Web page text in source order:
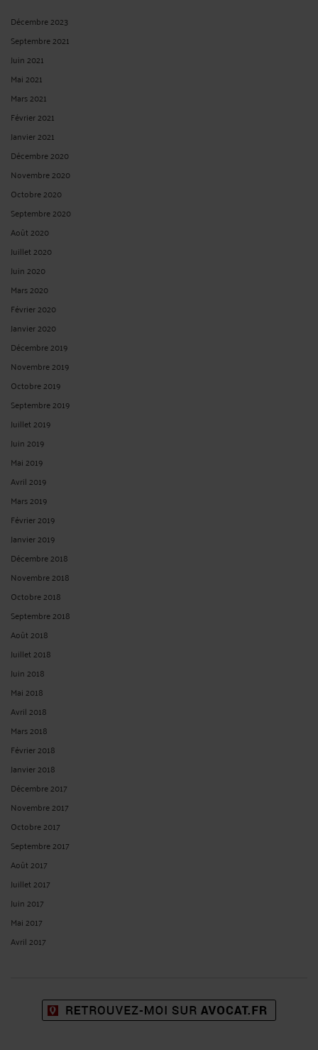
Décembre 2023
Septembre 2021
Juin 2021
Mai 2021
Mars 2021
Février 2021
Janvier 2021
Décembre 2020
Novembre 2020
Octobre 2020
Septembre 2020
Août 2020
Juillet 2020
Juin 2020
Mars 2020
Février 2020
Janvier 2020
Décembre 2019
Novembre 2019
Octobre 2019
Septembre 2019
Juillet 2019
Juin 2019
Mai 2019
Avril 2019
Mars 2019
Février 2019
Janvier 2019
Décembre 2018
Novembre 2018
Octobre 2018
Septembre 2018
Août 2018
Juillet 2018
Juin 2018
Mai 2018
Avril 2018
Mars 2018
Février 2018
Janvier 2018
Décembre 2017
Novembre 2017
Octobre 2017
Septembre 2017
Août 2017
Juillet 2017
Juin 2017
Mai 2017
Avril 2017